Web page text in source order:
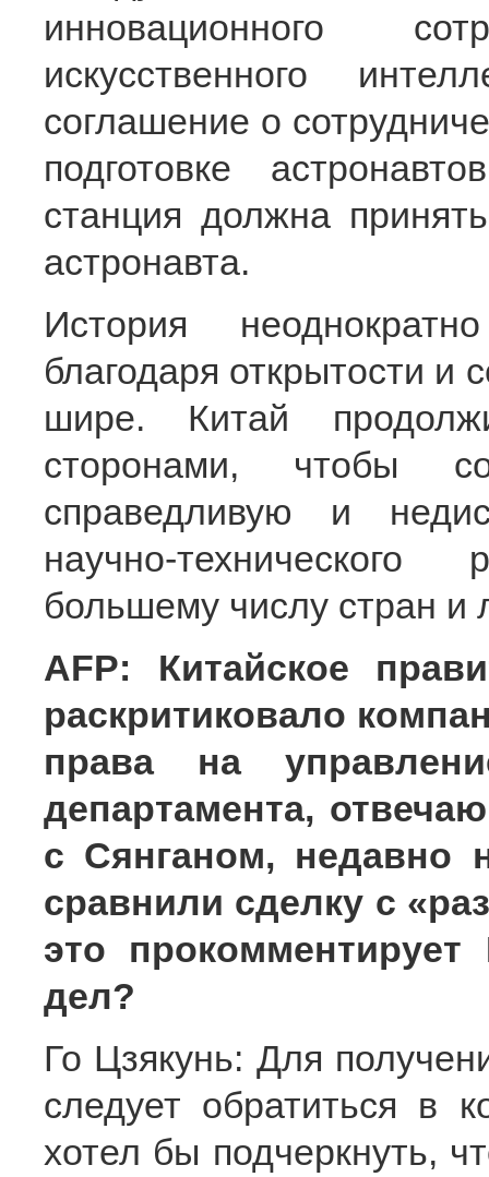
инновационного
искусственного
соглашение о
подготовке
станция должна
астронавта.
История
благодаря открытости и
шире. Китай
сторонами, чтобы
справедливую и
научно-
большему числу стран и
AFP: Китайское
раскритиковало
права на
департамента,
с Сянганом, недавно
сравнили сделку с
это
дел?
Го Цзякунь: Для
следует обратиться в
хотел бы подчеркнуть,